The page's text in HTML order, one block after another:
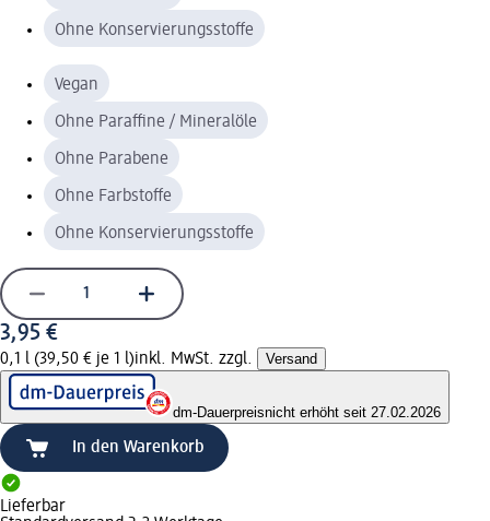
Ohne Konservierungsstoffe
Vegan
Ohne Paraffine / Mineralöle
Ohne Parabene
Ohne Farbstoffe
Ohne Konservierungsstoffe
3,95 €
0,1 l (39,50 € je 1 l)inkl. MwSt. zzgl. Versand
dm-Dauerpreisnicht erhöht seit 27.02.2026
In den Warenkorb
Lieferbar